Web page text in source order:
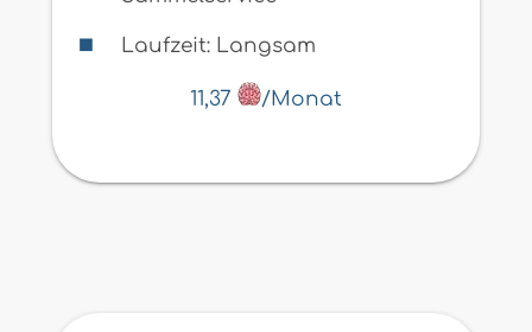
Laufzeit: Langsam
11,37 /Monat